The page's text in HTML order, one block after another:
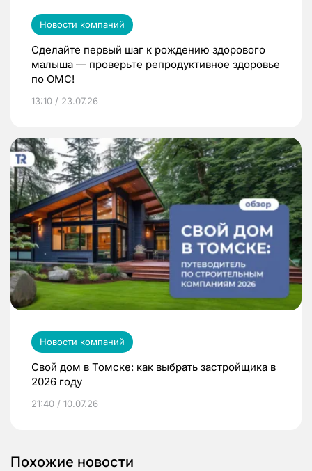
Новости компаний
Сделайте первый шаг к рождению здорового
малыша — проверьте репродуктивное здоровье
по ОМС!
13:10 / 23.07.26
Новости компаний
Свой дом в Томске: как выбрать застройщика в
2026 году
21:40 / 10.07.26
Похожие новости